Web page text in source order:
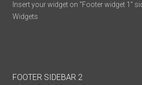
Insert your widget on "Footer widget 1"
Widgets
FOOTER SIDEBAR 2